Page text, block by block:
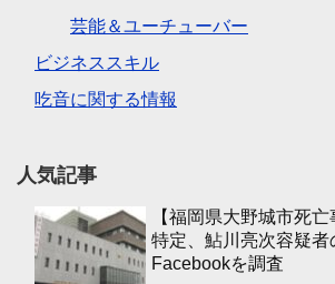
芸能＆ユーチューバー
ビジネススキル
吃音に関する情報
人気記事
【福岡県大野城市死
特定、鮎川亮次容疑者
Facebookを調査